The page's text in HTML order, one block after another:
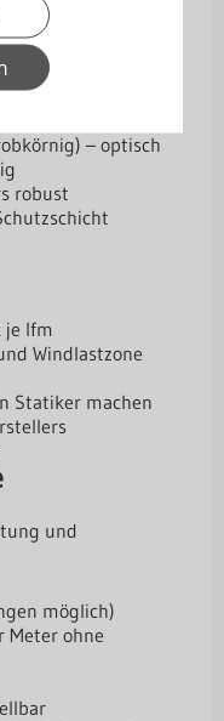
wirtschaftliche
– optisch
robust
je lfm
Windlastzone
Statiker machen
und
möglich)
Meter ohne